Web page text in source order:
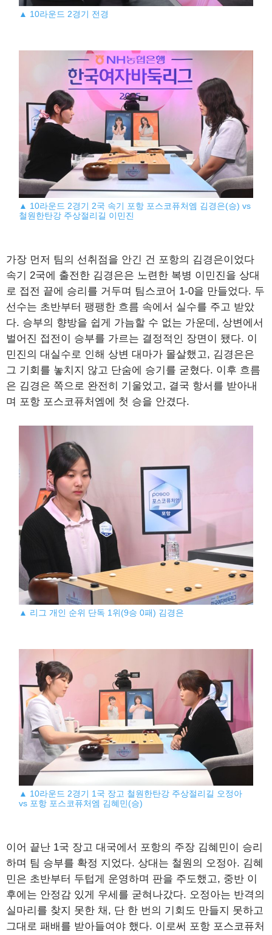
▲ 10라운드 2경기 전경
▲ 10라운드 2경기 2국 속기 포항 포스코퓨처엠 김경은(승) vs
철원한탄강 주상절리길 이민진
가장 먼저 팀의 선취점을 안긴 건 포항의 김경은이었다
속기 2국에 출전한 김경은은 노련한 복병 이민진을 상대
로 접전 끝에 승리를 거두며 팀스코어 1-0을 만들었다. 두
선수는 초반부터 팽팽한 흐름 속에서 실수를 주고 받았
다. 승부의 향방을 쉽게 가늠할 수 없는 가운데, 상변에서
벌어진 접전이 승부를 가르는 결정적인 장면이 됐다. 이
민진의 대실수로 인해 상변 대마가 몰살했고, 김경은은
그 기회를 놓치지 않고 단숨에 승기를 굳혔다. 이후 흐름
은 김경은 쪽으로 완전히 기울었고, 결국 항서를 받아내
며 포항 포스코퓨처엠에 첫 승을 안겼다.
▲ 리그 개인 순위 단독 1위(9승 0패) 김경은
▲ 10라운드 2경기 1국 장고 철원한탄강 주상절리길 오정아
vs 포항 포스코퓨처엠 김혜민(승)
이어 끝난 1국 장고 대국에서 포항의 주장 김혜민이 승리
하며 팀 승부를 확정 지었다. 상대는 철원의 오정아. 김혜
민은 초반부터 두텁게 운영하며 판을 주도했고, 중반 이
후에는 안정감 있게 우세를 굳혀나갔다. 오정아는 반격의
실마리를 찾지 못한 채, 단 한 번의 기회도 만들지 못하고
그대로 패배를 받아들여야 했다. 이로써 포항 포스코퓨처